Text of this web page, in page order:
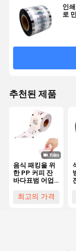
인
로
추천된 제품
음식 패킹을 위
한 PP 커피 잔
바다표범 어업
126*122MM
최고의 가격